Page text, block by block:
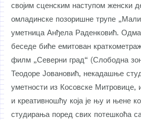
својим сценским наступом женски
омладинске позоришне трупе
уметница Анђела Раденковић.
беседе биће емитован
филм „Северни град“ (Слободна
Теодоре Јовановић, некадашње
уметности из Косовске Митровице,
и креативношћу која је њу и њене
студирања поред свих потешкоћа